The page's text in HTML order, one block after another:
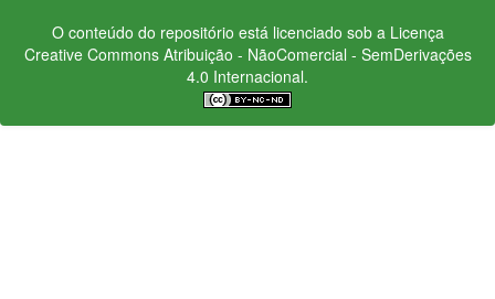
O conteúdo do repositório está licenciado sob a Licença
Creative CommonsAtribuição - NãoComercial - SemDerivações
4.0 Internacional.